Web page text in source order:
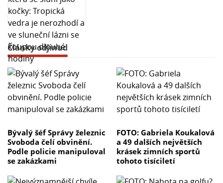
Články odjinud
Bývalý šéf Správy železnic
Svoboda čelí obvinění.
Podle policie manipuloval
se zakázkami
FOTO: Gabriela Koukalová
a 49 dalších největších
krásek zimních sportů
tohoto tisíciletí